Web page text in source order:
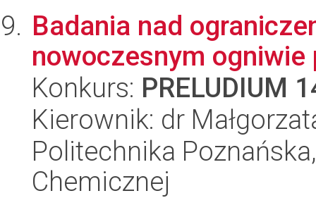
Badania nad
nowoczesnym
Konkurs: PRELUDIUM
Kierownik: dr
Politechnika
Chemicznej